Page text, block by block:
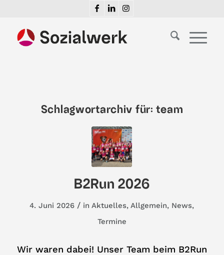
Schlagwortarchiv für:team
B2Run 2026
4. Juni 2026 / inAktuelles,Allgemein, News,
Termine
Wir waren dabei! Unser Team beim B2Run